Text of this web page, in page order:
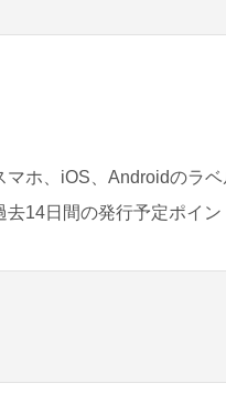
マホ、iOS、Androidのラ
去14日間の発行予定ポイ